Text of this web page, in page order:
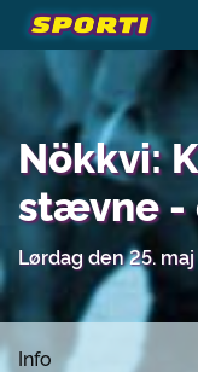
Nökkvi:
stævne -
Lørdag den 25.
Info